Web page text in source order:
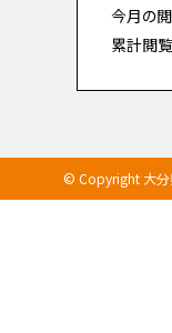
今月の
累計閲
© Copyright 大分